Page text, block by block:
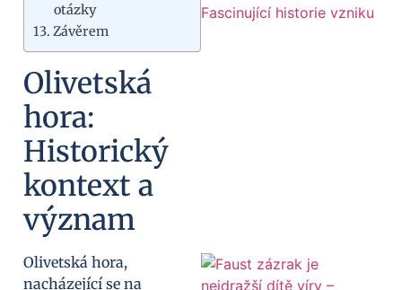
otázky
Závěrem
Olivetská
hora:
Historický
kontext a
význam
Olivetská hora,
nacházející se na